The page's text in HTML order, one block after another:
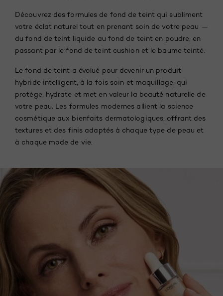
Découvrez des formules de fond de teint qui subliment
votre éclat naturel tout en prenant soin de votre peau —
du fond de teint liquide au fond de teint en poudre, en
passant par le fond de teint cushion et le baume teinté.
Le fond de teint a évolué pour devenir un produit
hybride intelligent, à la fois soin et maquillage, qui
protège, hydrate et met en valeur la beauté naturelle de
votre peau. Les formules modernes allient la science
cosmétique aux bienfaits dermatologiques, offrant des
textures et des finis adaptés à chaque type de peau et
à chaque mode de vie.